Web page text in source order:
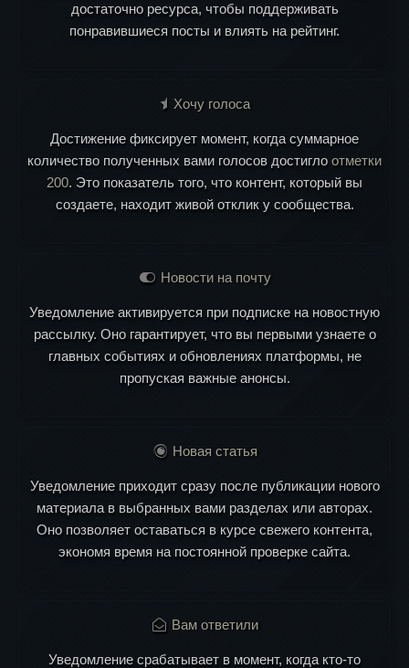
достаточно ресурса, чтобы поддерживать
понравившиеся посты и влиять на рейтинг.
Хочу голоса
Достижение фиксирует момент, когда суммарное
количество полученных вами голосов достигло отметки
200. Это показатель того, что контент, который вы
создаете, находит живой отклик у сообщества.
Новости на почту
Уведомление активируется при подписке на новостную
рассылку. Оно гарантирует, что вы первыми узнаете о
главных событиях и обновлениях платформы, не
пропуская важные анонсы.
Новая статья
Уведомление приходит сразу после публикации нового
материала в выбранных вами разделах или авторах.
Оно позволяет оставаться в курсе свежего контента,
экономя время на постоянной проверке сайта.
Вам ответили
Уведомление срабатывает в момент, когда кто-то